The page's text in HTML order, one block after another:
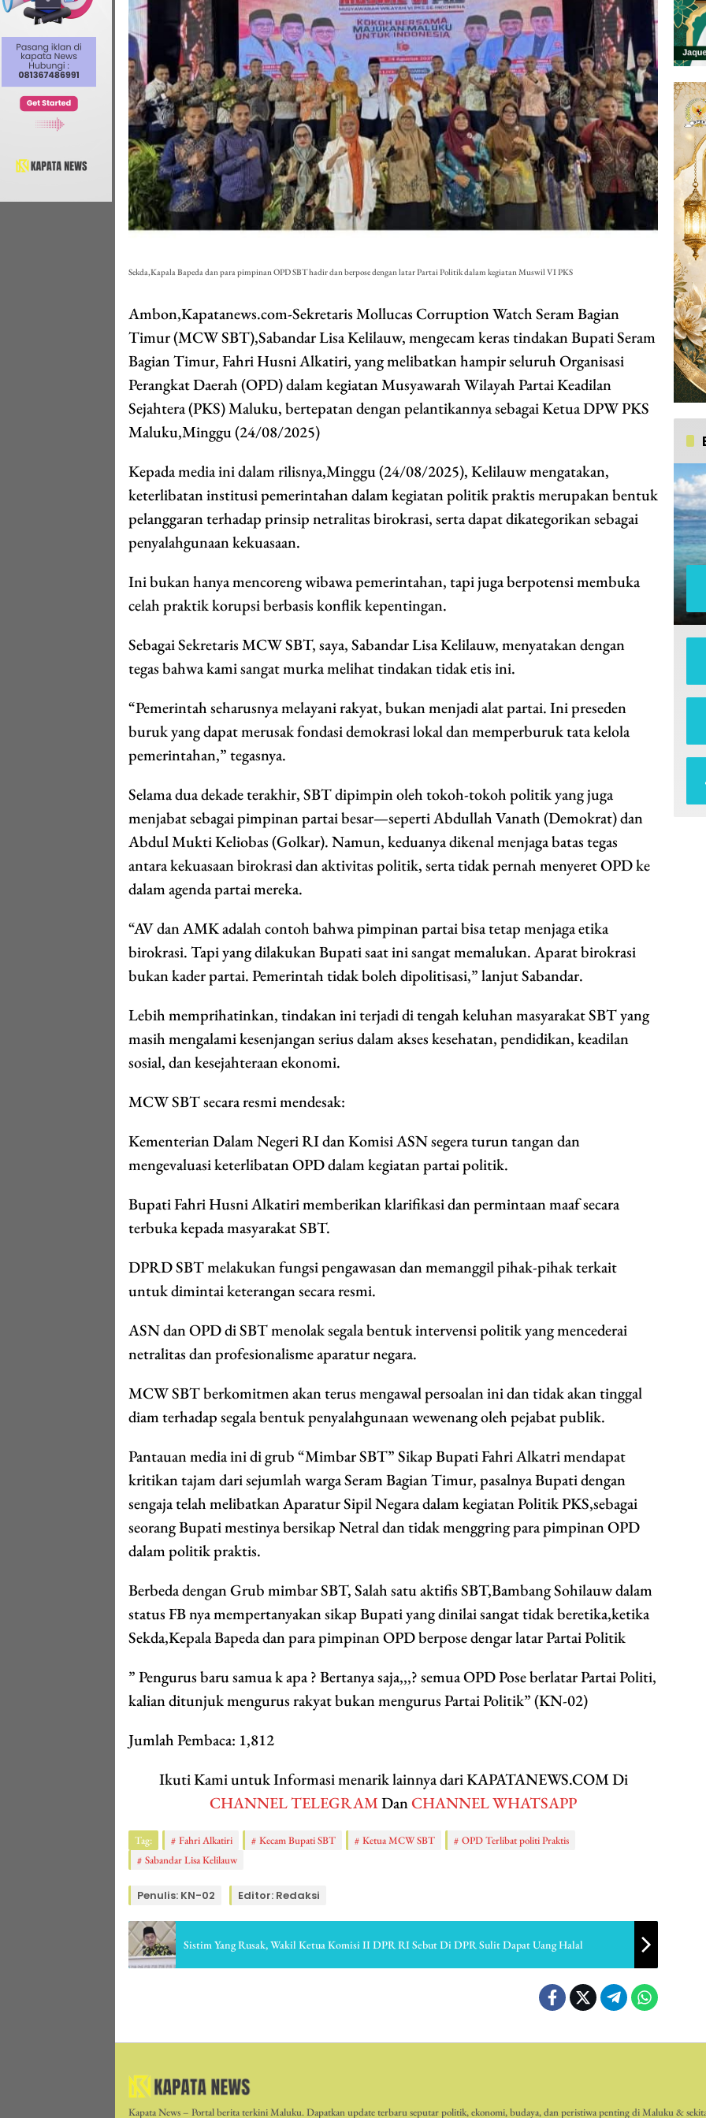
Sekda,Kapala Bapeda dan para pimpinan OPD SBT hadir dan berpose dengan latar Partai Politik dalam kegiatan Muswil VI PKS
Ambon,Kapatanews.com-Sekretaris Mollucas Corruption Watch Seram Bagian
Timur (MCW SBT),Sabandar Lisa Kelilauw, mengecam keras tindakan Bupati Seram
Bagian Timur, Fahri Husni Alkatiri, yang melibatkan hampir seluruh Organisasi
Perangkat Daerah (OPD) dalam kegiatan Musyawarah Wilayah Partai Keadilan
Sejahtera (PKS) Maluku, bertepatan dengan pelantikannya sebagai Ketua DPW PKS
Maluku,Minggu (24/08/2025)
Kepada media ini dalam rilisnya,Minggu (24/08/2025), Kelilauw mengatakan,
keterlibatan institusi pemerintahan dalam kegiatan politik praktis merupakan bentuk
pelanggaran terhadap prinsip netralitas birokrasi, serta dapat dikategorikan sebagai
penyalahgunaan kekuasaan.
Ini bukan hanya mencoreng wibawa pemerintahan, tapi juga berpotensi membuka
celah praktik korupsi berbasis konflik kepentingan.
Sebagai Sekretaris MCW SBT, saya, Sabandar Lisa Kelilauw, menyatakan dengan
tegas bahwa kami sangat murka melihat tindakan tidak etis ini.
“Pemerintah seharusnya melayani rakyat, bukan menjadi alat partai. Ini preseden
buruk yang dapat merusak fondasi demokrasi lokal dan memperburuk tata kelola
pemerintahan,” tegasnya.
Selama dua dekade terakhir, SBT dipimpin oleh tokoh-tokoh politik yang juga
menjabat sebagai pimpinan partai besar—seperti Abdullah Vanath (Demokrat) dan
Abdul Mukti Keliobas (Golkar). Namun, keduanya dikenal menjaga batas tegas
antara kekuasaan birokrasi dan aktivitas politik, serta tidak pernah menyeret OPD ke
dalam agenda partai mereka.
“AV dan AMK adalah contoh bahwa pimpinan partai bisa tetap menjaga etika
birokrasi. Tapi yang dilakukan Bupati saat ini sangat memalukan. Aparat birokrasi
bukan kader partai. Pemerintah tidak boleh dipolitisasi,” lanjut Sabandar.
Lebih memprihatinkan, tindakan ini terjadi di tengah keluhan masyarakat SBT yang
masih mengalami kesenjangan serius dalam akses kesehatan, pendidikan, keadilan
sosial, dan kesejahteraan ekonomi.
MCW SBT secara resmi mendesak:
Kementerian Dalam Negeri RI dan Komisi ASN segera turun tangan dan
mengevaluasi keterlibatan OPD dalam kegiatan partai politik.
Bupati Fahri Husni Alkatiri memberikan klarifikasi dan permintaan maaf secara
terbuka kepada masyarakat SBT.
DPRD SBT melakukan fungsi pengawasan dan memanggil pihak-pihak terkait
untuk dimintai keterangan secara resmi.
ASN dan OPD di SBT menolak segala bentuk intervensi politik yang mencederai
netralitas dan profesionalisme aparatur negara.
MCW SBT berkomitmen akan terus mengawal persoalan ini dan tidak akan tinggal
diam terhadap segala bentuk penyalahgunaan wewenang oleh pejabat publik.
Pantauan media ini di grub “Mimbar SBT” Sikap Bupati Fahri Alkatri mendapat
kritikan tajam dari sejumlah warga Seram Bagian Timur, pasalnya Bupati dengan
sengaja telah melibatkan Aparatur Sipil Negara dalam kegiatan Politik PKS,sebagai
seorang Bupati mestinya bersikap Netral dan tidak menggring para pimpinan OPD
dalam politik praktis.
Berbeda dengan Grub mimbar SBT, Salah satu aktifis SBT,Bambang Sohilauw dalam
status FB nya mempertanyakan sikap Bupati yang dinilai sangat tidak beretika,ketika
Sekda,Kepala Bapeda dan para pimpinan OPD berpose dengar latar Partai Politik
” Pengurus baru samua k apa ? Bertanya saja,,,? semua OPD Pose berlatar Partai Politi,
kalian ditunjuk mengurus rakyat bukan mengurus Partai Politik” (KN-02)
Jumlah Pembaca: 1,812
Ikuti Kami untuk Informasi menarik lainnya dari KAPATANEWS.COM Di
CHANNEL TELEGRAMDanCHANNEL WHATSAPP
Tag: Fahri Alkatiri Kecam Bupati SBT Ketua MCW SBT
OPD Terlibat politi Praktis
Sabandar Lisa Kelilauw
Penulis: KN-02 Editor: Redaksi
Sistim Yang Rusak, Wakil Ketua Komisi II DPR RI Sebut Di DPR Sulit Dapat Uang Halal
Kapata News – Portal berita terkini Maluku. Dapatkan update terbaru seputar politik, ekonomi, budaya, dan peristiwa penting di Maluku &